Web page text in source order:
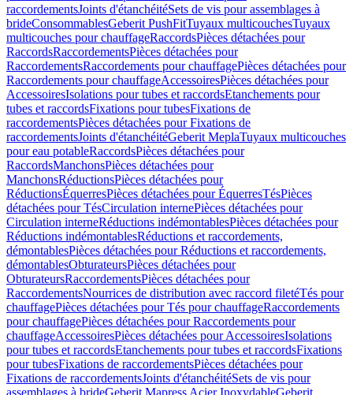
raccordementsJoints d'étanchéitéSets de vis pour assemblages à
brideConsommablesGeberit PushFitTuyaux multicouchesTuyaux
multicouches pour chauffageRaccordsPièces détachées pour
RaccordsRaccordementsPièces détachées pour
RaccordementsRaccordements pour chauffagePièces détachées pour
Raccordements pour chauffageAccessoiresPièces détachées pour
AccessoiresIsolations pour tubes et raccordsEtanchements pour
tubes et raccordsFixations pour tubesFixations de
raccordementsPièces détachées pour Fixations de
raccordementsJoints d'étanchéitéGeberit MeplaTuyaux multicouches
pour eau potableRaccordsPièces détachées pour
RaccordsManchonsPièces détachées pour
ManchonsRéductionsPièces détachées pour
RéductionsÉquerresPièces détachées pour ÉquerresTésPièces
détachées pour TésCirculation internePièces détachées pour
Circulation interneRéductions indémontablesPièces détachées pour
Réductions indémontablesRéductions et raccordements,
démontablesPièces détachées pour Réductions et raccordements,
démontablesObturateursPièces détachées pour
ObturateursRaccordementsPièces détachées pour
RaccordementsNourrices de distribution avec raccord filetéTés pour
chauffagePièces détachées pour Tés pour chauffageRaccordements
pour chauffagePièces détachées pour Raccordements pour
chauffageAccessoiresPièces détachées pour AccessoiresIsolations
pour tubes et raccordsEtanchements pour tubes et raccordsFixations
pour tubesFixations de raccordementsPièces détachées pour
Fixations de raccordementsJoints d'étanchéitéSets de vis pour
assemblages à brideGeberit Mapress Acier InoxydableGeberit